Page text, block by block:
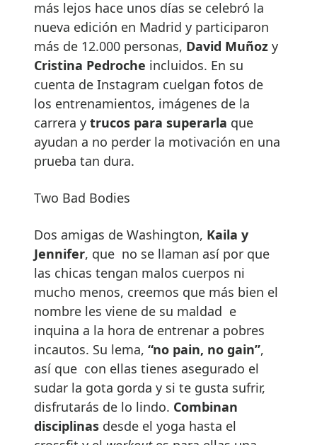
más lejos hace unos días se celebró la
nueva edición en Madrid y participaron
más de 12.000 personas, David Muñoz y
Cristina Pedroche incluidos. En su
cuenta de Instagram cuelgan fotos de
los entrenamientos, imágenes de la
carrera y trucos para superarla que
ayudan a no perder la motivación en una
prueba tan dura.
Two Bad Bodies
Dos amigas de Washington, Kaila y
Jennifer, que no se llaman así por que
las chicas tengan malos cuerpos ni
mucho menos, creemos que más bien el
nombre les viene de su maldad e
inquina a la hora de entrenar a pobres
incautos. Su lema, “no pain, no gain”,
así que con ellas tienes asegurado el
sudar la gota gorda y si te gusta sufrir,
disfrutarás de lo lindo. Combinan
disciplinas desde el yoga hasta el